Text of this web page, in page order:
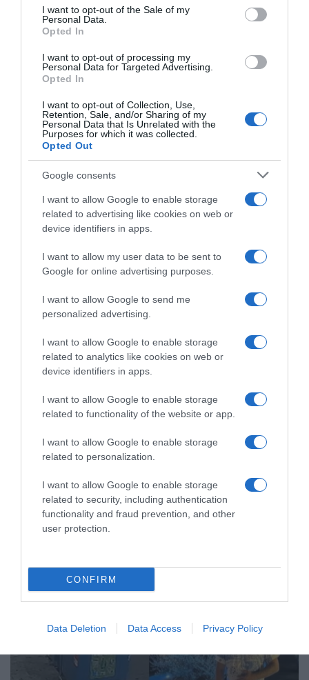
consent section.
I want to opt-out of the Sale of my
Personal Data.
Opted In
I want to opt-out of processing my
Personal Data for Targeted Advertising.
Opted In
I want to opt-out of Collection, Use,
Retention, Sale, and/or Sharing of my
Personal Data that Is Unrelated with the
Purposes for which it was collected.
Opted Out
Google consents
I want to allow Google to enable storage
related to advertising like cookies on web or
device identifiers in apps.
I want to allow my user data to be sent to
Google for online advertising purposes.
I want to allow Google to send me
personalized advertising.
I want to allow Google to enable storage
related to analytics like cookies on web or
device identifiers in apps.
I want to allow Google to enable storage
related to functionality of the website or app.
I want to allow Google to enable storage
related to personalization.
I want to allow Google to enable storage
related to security, including authentication
functionality and fraud prevention, and other
user protection.
CONFIRM
Data Deletion Data Access Privacy Policy
ΕΛΛΑΔΑ
Αυτός είναι ο 17χρονος που ομολόγησε την
αρπαγή βρέφους στον Πειραιά – Πώς
κατάφεραν να τον ταυτοποιήσουν οι Αρχές
«Δεν χωνεύω τους Ρομά και ήθελα να δείξω ότι δεν
είναι καλοί γονείς», υποστήριξε στους αστυνομικούς
04.09.2025 - 22:04
Θεσσαλονίκη: Πλήρωσαν για εικονικό γάμο
και πήραν πλαστά έγγραφα – Κρατούσαν
παράνομα τους δράστες ζητώντας τους
χρήματα
Στην υπόθεση εμπλέκονται ένα ζευγάρι Ρουμάνων,
ένας Σύρος κι ένας Παλαιστίνιος
24.06.2025 - 11:28